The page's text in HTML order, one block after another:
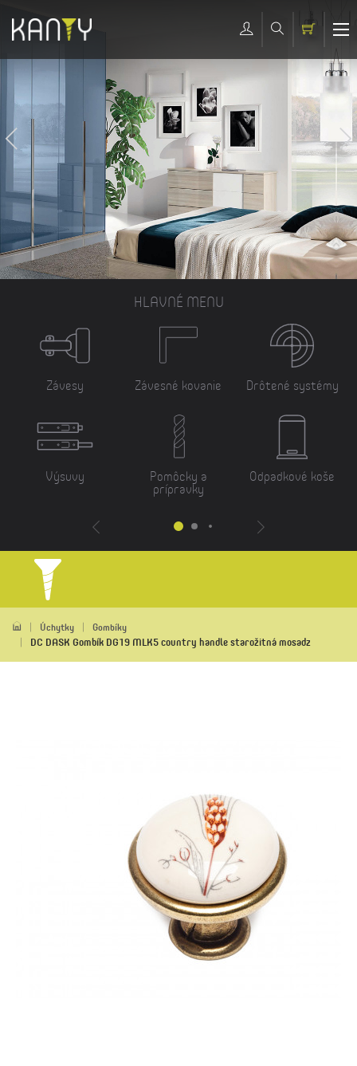
HLAVNÉ MENU
Závesy
Výsuvy
Závesné kovanie
Pomôcky a
prípravky
Drôtené systémy
Odpadkové koše
Úchytky Gombíky
DC DASK Gombík DG19 MLK5 country handle starožitná mosadz